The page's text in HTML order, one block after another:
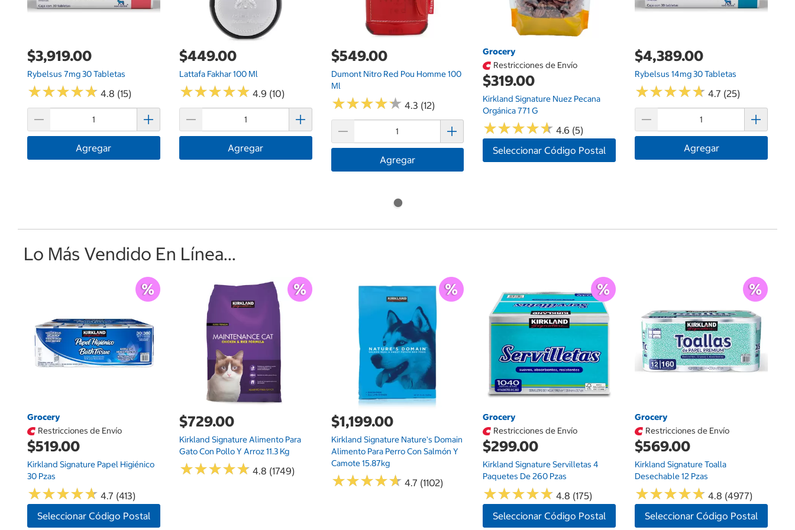
$3,919.00
Rybelsus 7mg 30 Tabletas
★★★★★
★★★★★ 4.8 (15)
Agregar
$449.00
Lattafa Fakhar 100 Ml
★★★★★
★★★★★ 4.9 (10)
Agregar
$549.00
Dumont Nitro Red Pou Homme 100
Ml
★★★★★
★★★★★ 4.3 (12)
Agregar
Grocery
Restricciones de Envío
$319.00
Kirkland Signature Nuez Pecana
Orgánica 771 G
★★★★★
★★★★★ 4.6 (5)
Seleccionar Código Postal
$4,389.00
Rybelsus 14mg 30 Tabletas
★★★★★
★★★★★ 4.7 (25)
Agregar
Lo Más Vendido En Línea...
Grocery
Restricciones de Envío
$519.00
Kirkland Signature Papel Higiénico
30 Pzas
★★★★★
★★★★★ 4.7 (413)
Seleccionar Código Postal
$729.00
Kirkland Signature Alimento Para
Gato Con Pollo Y Arroz 11.3 Kg
★★★★★
★★★★★ 4.8 (1749)
$1,199.00
Kirkland Signature Nature's Domain
Alimento Para Perro Con Salmón Y
Camote 15.87kg
★★★★★
★★★★★ 4.7 (1102)
Grocery
Restricciones de Envío
$299.00
Kirkland Signature Servilletas 4
Paquetes De 260 Pzas
★★★★★
★★★★★ 4.8 (175)
Seleccionar Código Postal
Grocery
Restricciones de Envío
$569.00
Kirkland Signature Toalla
Desechable 12 Pzas
★★★★★
★★★★★ 4.8 (4977)
Seleccionar Código Postal